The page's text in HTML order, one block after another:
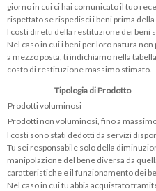
giorno in cui ci hai comunicato il tuo
rispettato se rispedisci i beni prima
I costi diretti della restituzione dei beni
Nel caso in cui i beni per loro natura
a mezzo posta, ti indichiamo nella
costo di restituzione massimo stimato.
Tipologia di Prodotto
Prodotti voluminosi
Prodotti non voluminosi, fino a
I costi sono stati dedotti da servizi
Tu sei responsabile solo della
manipolazione del bene diversa da
caratteristiche e il funzionamento dei
Nel caso in cui tu abbia acquistato